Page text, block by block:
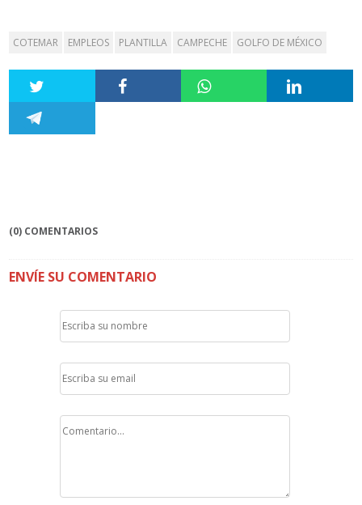
COTEMAR EMPLEOS PLANTILLA CAMPECHE GOLFO DE MÉXICO
(0) COMENTARIOS
ENVÍE SU COMENTARIO